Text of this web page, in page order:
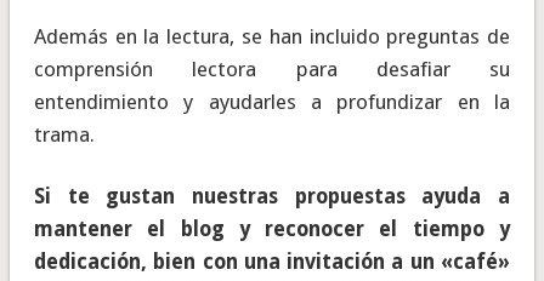
Además en la lectura, se han incluido preguntas de
comprensión lectora para desafiar su
entendimiento y ayudarles a profundizar en la
trama.
Si te gustan nuestras propuestas ayuda a
mantener el blog y reconocer el tiempo y
dedicación, bien con una invitación a un «café»